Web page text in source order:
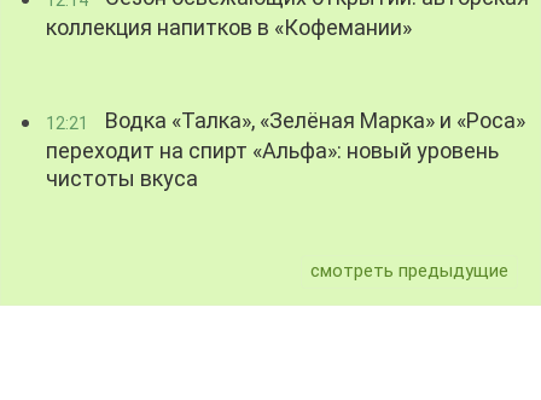
коллекция напитков в «Кофемании»
12:21
Водка «Талка», «Зелёная Марка» и «Роса»
переходит на спирт «Альфа»: новый уровень
чистоты вкуса
смотреть предыдущие